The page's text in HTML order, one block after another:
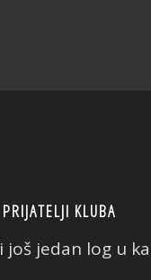
PRIJATELJI KLUBA
jedan log u